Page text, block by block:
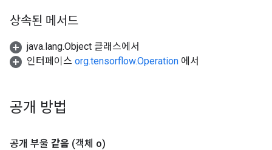
상속된 메서드
java.lang.Object 클래스에서
인터페이스 org.tensorflow.Operation 에서
공개 방법
공개 부울 같음 (객체 o)